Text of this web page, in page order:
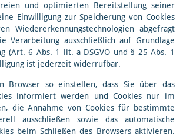
und optimierten Bereitstellung seiner
Einwilligung zur Speicherung von Cookies
Wiedererkennungstechnologien abgefragt
Verarbeitung ausschließlich auf Grundlage
(Art. 6 Abs. 1 lit. a DSGVO und § 25 Abs. 1
ist jederzeit widerrufbar.
Browser so einstellen, dass Sie über das
informiert werden und Cookies nur im
die Annahme von Cookies für bestimmte
ausschließen sowie das automatische
beim Schließen des Browsers aktivieren.